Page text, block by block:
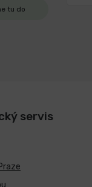
tu do
servis